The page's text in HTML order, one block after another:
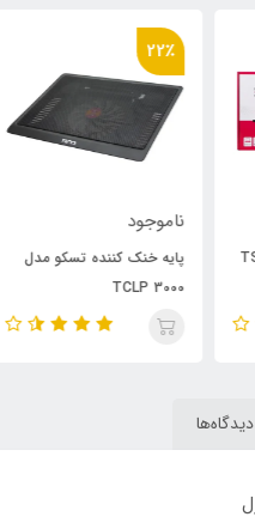
22٪
ناموجود
پایه خنک کننده تسکو مدل
TCLP 3000
دیدگاه‌ها